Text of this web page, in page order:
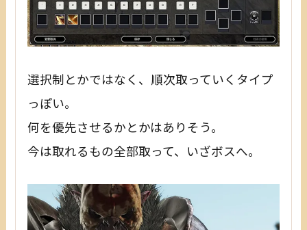
選択制とかではなく、順次取っていくタイプ
っぽい。
何を優先させるかとかはありそう。
今は取れるもの全部取って、いざボスへ。